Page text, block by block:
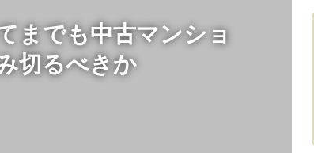
までも中古マンショ
切るべきか